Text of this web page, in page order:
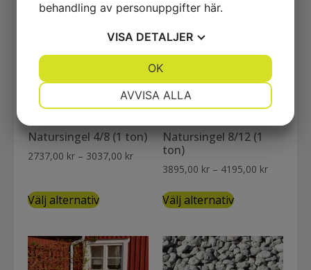
Natursingel 4/8 (1 ton)
2737,00 kr – 3037,00 kr
Välj alternativ
Natursingel 8/12 (1
ton)
3895,00 kr – 4195,00 kr
Välj alternativ
behandling av personuppgifter här.
VISA DETALJER
MARKNADSFÖRING STATISTIK
AVVISA ALLA
OK